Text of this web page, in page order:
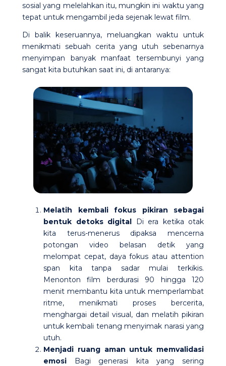
sosial yang melelahkan itu, mungkin ini waktu yang
tepat untuk mengambil jeda sejenak lewat film.
Di balik keseruannya, meluangkan waktu untuk
menikmati sebuah cerita yang utuh sebenarnya
menyimpan banyak manfaat tersembunyi yang
sangat kita butuhkan saat ini, di antaranya:
Melatih kembali fokus pikiran sebagai
bentuk detoks digital Di era ketika otak
kita terus-menerus dipaksa mencerna
potongan video belasan detik yang
melompat cepat, daya fokus atau attention
span kita tanpa sadar mulai terkikis.
Menonton film berdurasi 90 hingga 120
menit membantu kita untuk memperlambat
ritme, menikmati proses bercerita,
menghargai detail visual, dan melatih pikiran
untuk kembali tenang menyimak narasi yang
utuh.
Menjadi ruang aman untuk memvalidasi
emosi Bagi generasi kita yang sering